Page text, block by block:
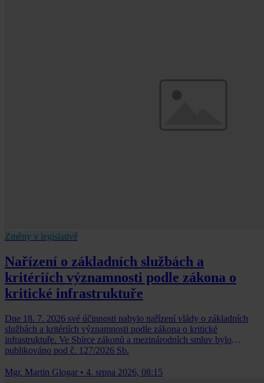
Změny v legislativě
Nařízení o základních službách a
kritériích významnosti podle zákona o
kritické infrastruktuře
Dne 18. 7. 2026 své účinnosti nabylo nařízení vlády o základních
službách a kritériích významnosti podle zákona o kritické
infrastruktuře. Ve Sbírce zákonů a mezinárodních smluv bylo
publikováno pod č. 127/2026 Sb.
Mgr. Martin Glogar • 4. srpna 2026, 08:15